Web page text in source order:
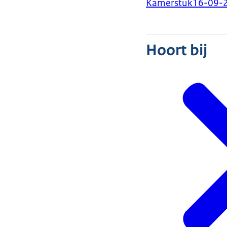
Kamerstuk16-09-
Hoort bij